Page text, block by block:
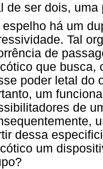
de ser dois, uma
espelho há um
Tal
de
que busca,
poder letal do
um
de
dessa
um